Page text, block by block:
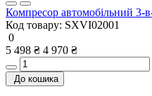
Компресор автомобільний 3-
Код товару: SXVI02001
0
5 498 ₴ 4 970 ₴
До кошика